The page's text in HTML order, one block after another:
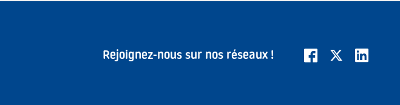
Rejoignez-nous sur nos réseaux !